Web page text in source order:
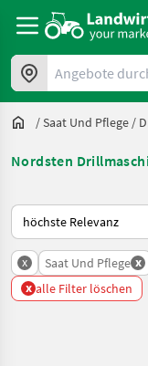
Angebote durchsuchen
/Saat Und Pflege /
Nordsten
So wird auf
x Saat Und Pflege x
x alle Filter löschen